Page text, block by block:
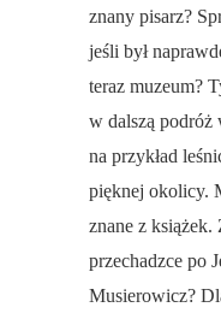
znany pisarz?
jeśli był
teraz muzeum?
w dalszą podróż
na przykład
pięknej okolicy.
znane z książek.
przechadzce po
Musierowicz?